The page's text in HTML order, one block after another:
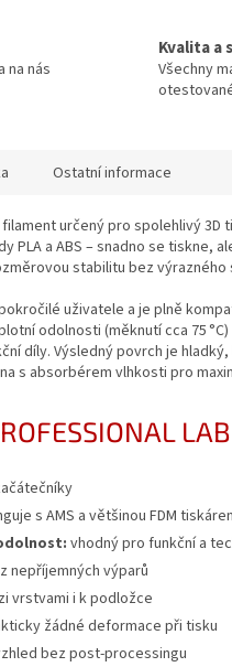
na nás
Kvalita a
Všechny
Ostatní informace
určený pro spolehlivý 3D
PLA a ABS – snadno se tiskne,
stabilitu bez výrazného
uživatele a je plně
odolnosti (měknutí cca 75
díly. Výsledný povrch je
s absorbérem vlhkosti pro
LAB
s AMS a většinou FDM tiskáren
vhodný pro funkční a
nepříjemných výparů
vrstvami i k podložce
žádné deformace při tisku
bez post-processingu